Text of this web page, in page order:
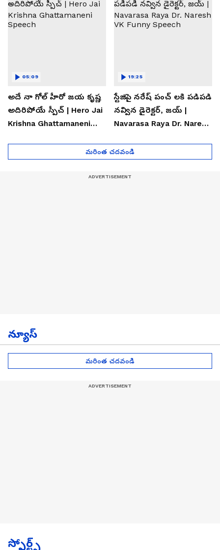
అదే నా గోల్ హీరో జయ కృష్ణ
అదిరిపోయే స్పీచ్ | Hero Jai
Krishna Ghattamaneni
05:09
స్టేజిపై నరేష్ పంచ్ లకి పడిపడి
నవ్విన డైరెక్టర్, జయ్ |
Navarasa Raya Dr. Naresh
19:25
మరింత చదవండి
న్యూస్
మరింత చదవండి
స్పోర్ట్స్